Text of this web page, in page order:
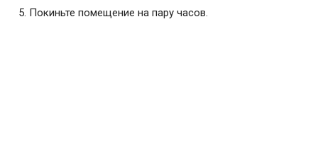
Покиньте помещение на пару часов.